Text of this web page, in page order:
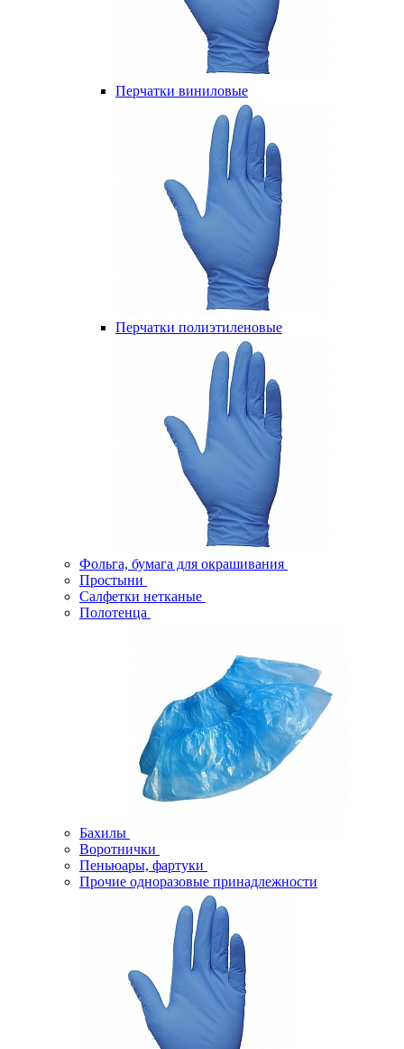
Перчатки виниловые
Перчатки полиэтиленовые
Фольга, бумага для окрашивания
Простыни
Салфетки нетканые
Полотенца
Бахилы
Воротнички
Пеньюары, фартуки
Прочие одноразовые принадлежности